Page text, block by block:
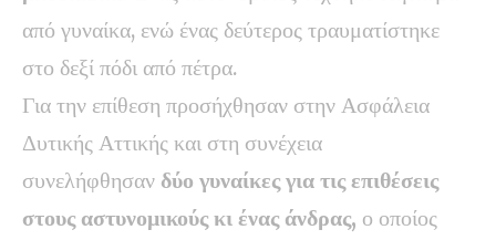
από γυναίκα, ενώ ένας δεύτερος τραυματίστηκε
στο δεξί πόδι από πέτρα.
Για την επίθεση προσήχθησαν στην Ασφάλεια
Δυτικής Αττικής και στη συνέχεια
συνελήφθησαν δύο γυναίκες για τις επιθέσεις
στους αστυνομικούς κι ένας άνδρας, ο οποίος